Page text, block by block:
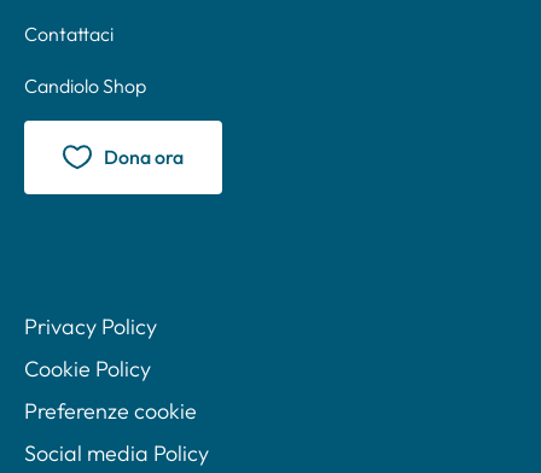
Contattaci
Candiolo Shop
Dona ora
Privacy Policy
Cookie Policy
Preferenze cookie
Social media Policy